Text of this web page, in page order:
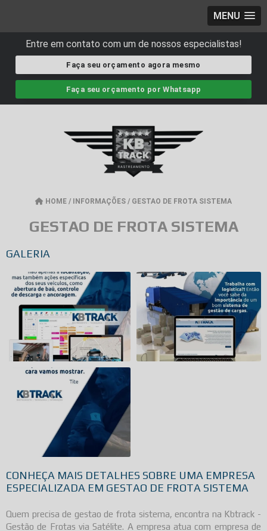
MENU
Entre em contato com um de nossos especialistas!
Faça seu orçamento agora mesmo
Faça seu orçamento por Whatsapp
HOME / INFORMAÇÕES / GESTAO DE FROTA SISTEMA
GESTAO DE FROTA SISTEMA
GALERIA
CONHEÇA MAIS DETALHES SOBRE UMA EMPRESA
ESPECIALIZADA EM GESTAO DE FROTA SISTEMA
Quem precisa de gestao de frota sistema, encontra na Kbtrack -
Gestão de Frotas via Satélite. A empresa atua com empresa de